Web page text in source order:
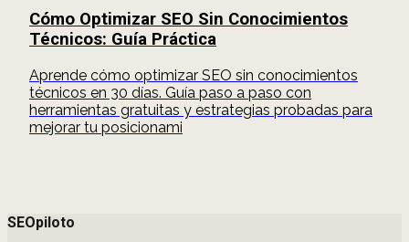
Cómo Optimizar SEO Sin Conocimientos
Técnicos: Guía Práctica
Aprende cómo optimizar SEO sin conocimientos
técnicos en 30 días. Guía paso a paso con
herramientas gratuitas y estrategias probadas para
mejorar tu posicionami
SEOpiloto